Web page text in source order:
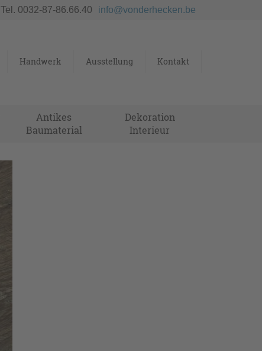
Tel. 0032-87-86.66.40 info@vonderhecken.be
Handwerk Ausstellung Kontakt
Antikes
Baumaterial
Dekoration
Interieur